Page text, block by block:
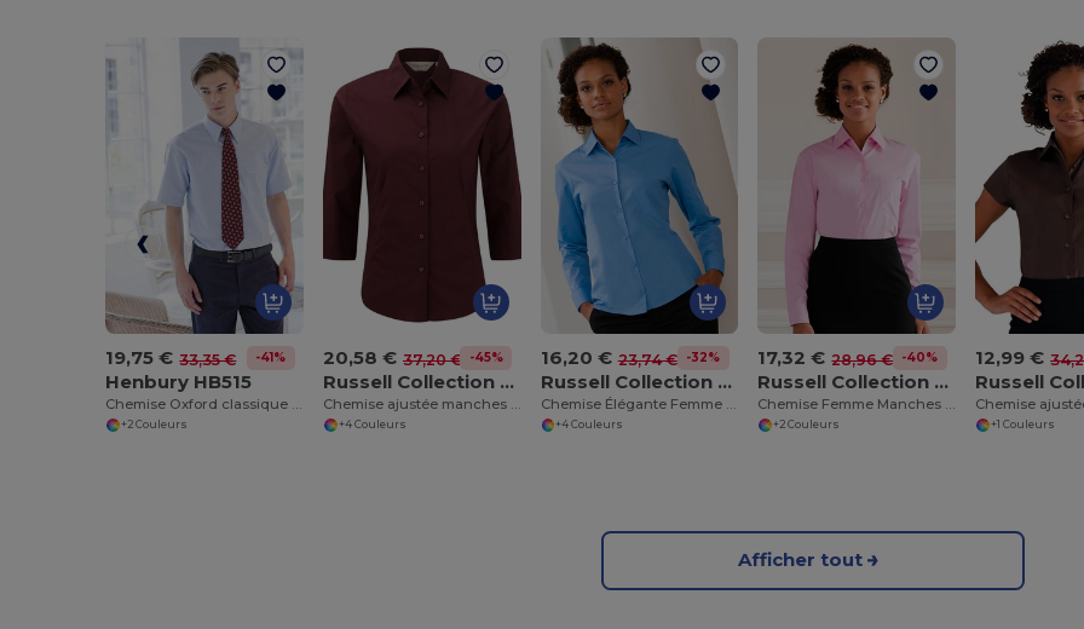
19,75 € 33,35 € -41%
Henbury HB515
Chemise Oxford classique à manches courtes
+2 Couleurs
20,58 € 37,20 € -45%
Russell Collection J946F
Chemise ajustée manches ¾ facile d’entretien pour femme
+4 Couleurs
16,20 € 23,74 € -32%
Russell Collection J934F
Chemise Élégante Femme en Popeline Facile d'Entretien
+4 Couleurs
17,32 € 28,96 € -40%
Russell Collection J936F
Chemise Femme Manches Longues en Coton Facile à Entretenir
+2 Couleurs
12,99 €
+1 Couleurs
Afficher tout